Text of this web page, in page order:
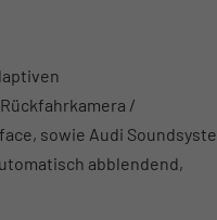
/
sowie Audi
abblendend,